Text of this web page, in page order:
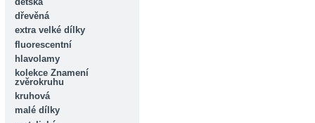
dřevěná
extra velké dílky
fluorescentní
hlavolamy
kolekce Znamení
zvěrokruhu
kruhová
malé dílky